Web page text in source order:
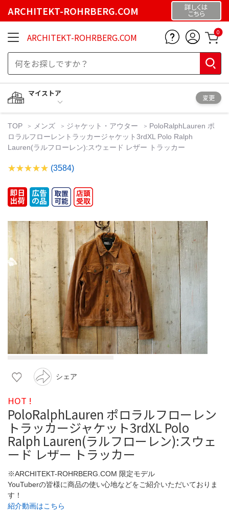
ARCHITEKT-ROHRBERG.COM 詳しくは
こちら
ARCHITEKT-ROHRBERG.COM 0
マイストア
変更
TOP メンズ ジャケット・アウター
PoloRalphLauren ポ
ロラルフローレントラッカージャケット3rdXL Polo Ralph
Lauren(ラルフローレン):スウェード レザー トラッカー
(3584)
シェア
HOT !
PoloRalphLauren ポロラルフローレン
トラッカージャケット3rdXL Polo
Ralph Lauren(ラルフローレン):スウェ
ード レザー トラッカー
※ARCHITEKT-ROHRBERG.COM 限定モデル
YouTuberの皆様に商品の使い心地などをご紹介いただいておりま
す！
紹介動画はこちら